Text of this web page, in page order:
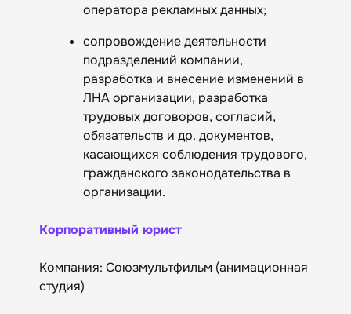
оператора рекламных данных;
сопровождение деятельности
подразделений компании,
разработка и внесение изменений в
ЛНА организации, разработка
трудовых договоров, согласий,
обязательств и др. документов,
касающихся соблюдения трудового,
гражданского законодательства в
организации.
Корпоративный юрист
Компания: Союзмультфильм (анимационная
студия)